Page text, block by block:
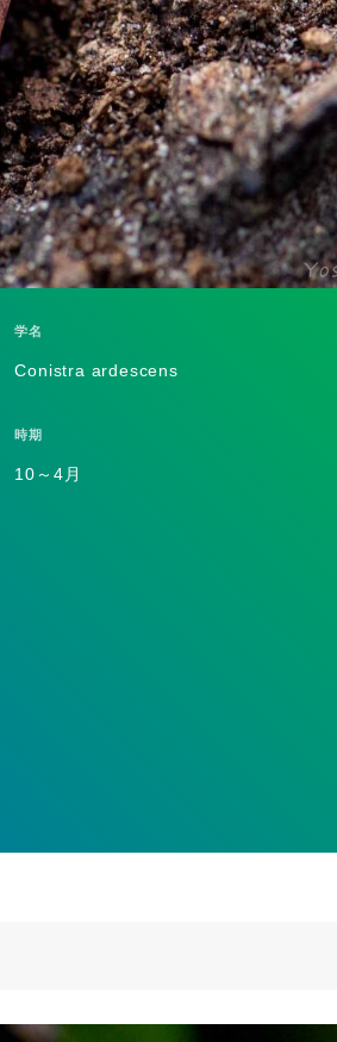
学名
Conistra ardescens
時期
10～4月